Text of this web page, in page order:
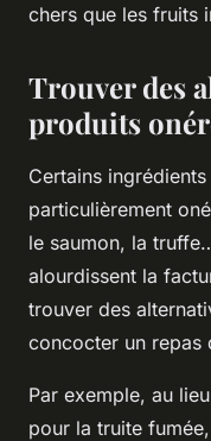
chers que les fruits
Trouver des
produits
Certains
particulièrement
le saumon, la
alourdissent la
trouver des
concocter un repas
Par exemple, au
pour la truite